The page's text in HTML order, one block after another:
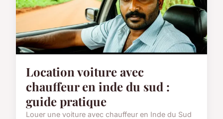
Location voiture avec
chauffeur en inde du sud :
guide pratique
Louer une voiture avec chauffeur en Inde du Sud